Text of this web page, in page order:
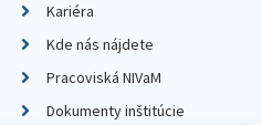
Kariéra
Kde nás nájdete
Pracoviská NIVaM
Dokumenty inštitúcie